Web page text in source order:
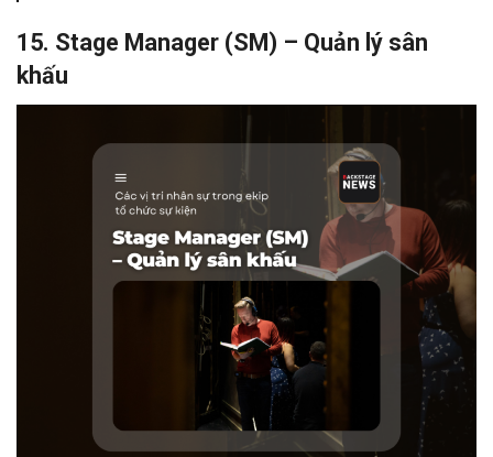
15. Stage Manager (SM) – Quản lý sân
khấu